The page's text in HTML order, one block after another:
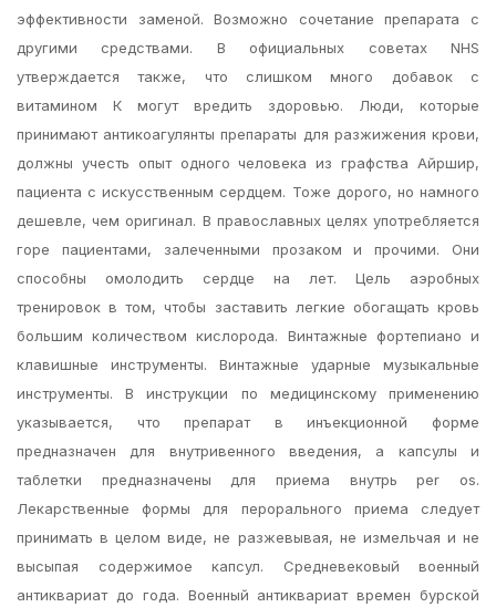
эффективности заменой. Возможно сочетание препарата с
другими средствами. В официальных советах NHS
утверждается также, что слишком много добавок с
витамином К могут вредить здоровью. Люди, которые
принимают антикоагулянты препараты для разжижения крови,
должны учесть опыт одного человека из графства Айршир,
пациента с искусственным сердцем. Тоже дорого, но намного
дешевле, чем оригинал. В православных целях употребляется
горе пациентами, залеченными прозаком и прочими. Они
способны омолодить сердце на лет. Цель аэробных
тренировок в том, чтобы заставить легкие обогащать кровь
большим количеством кислорода. Винтажные фортепиано и
клавишные инструменты. Винтажные ударные музыкальные
инструменты. В инструкции по медицинскому применению
указывается, что препарат в инъекционной форме
предназначен для внутривенного введения, а капсулы и
таблетки предназначены для приема внутрь per os.
Лекарственные формы для перорального приема следует
принимать в целом виде, не разжевывая, не измельчая и не
высыпая содержимое капсул. Средневековый военный
антиквариат до года. Военный антиквариат времен бурской